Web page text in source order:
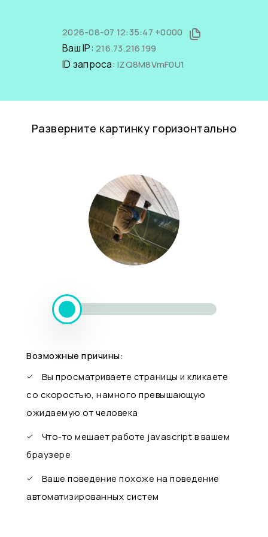
2026-08-07 12:35:47 +0000
Ваш IP: 216.73.216.199
ID запроса: lZQ8M8VmF0U1
Разверните картинку горизонтально
Возможные причины:
Вы просматриваете страницы и кликаете
со скоростью, намного превышающую
ожидаемую от человека
Что-то мешает работе javascript в вашем
браузере
Ваше поведение похоже на поведение
автоматизированных систем